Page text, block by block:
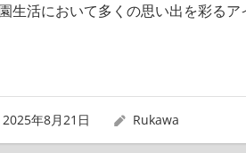
生活において多くの思い出を彩るア
2025年8月21日 Rukawa